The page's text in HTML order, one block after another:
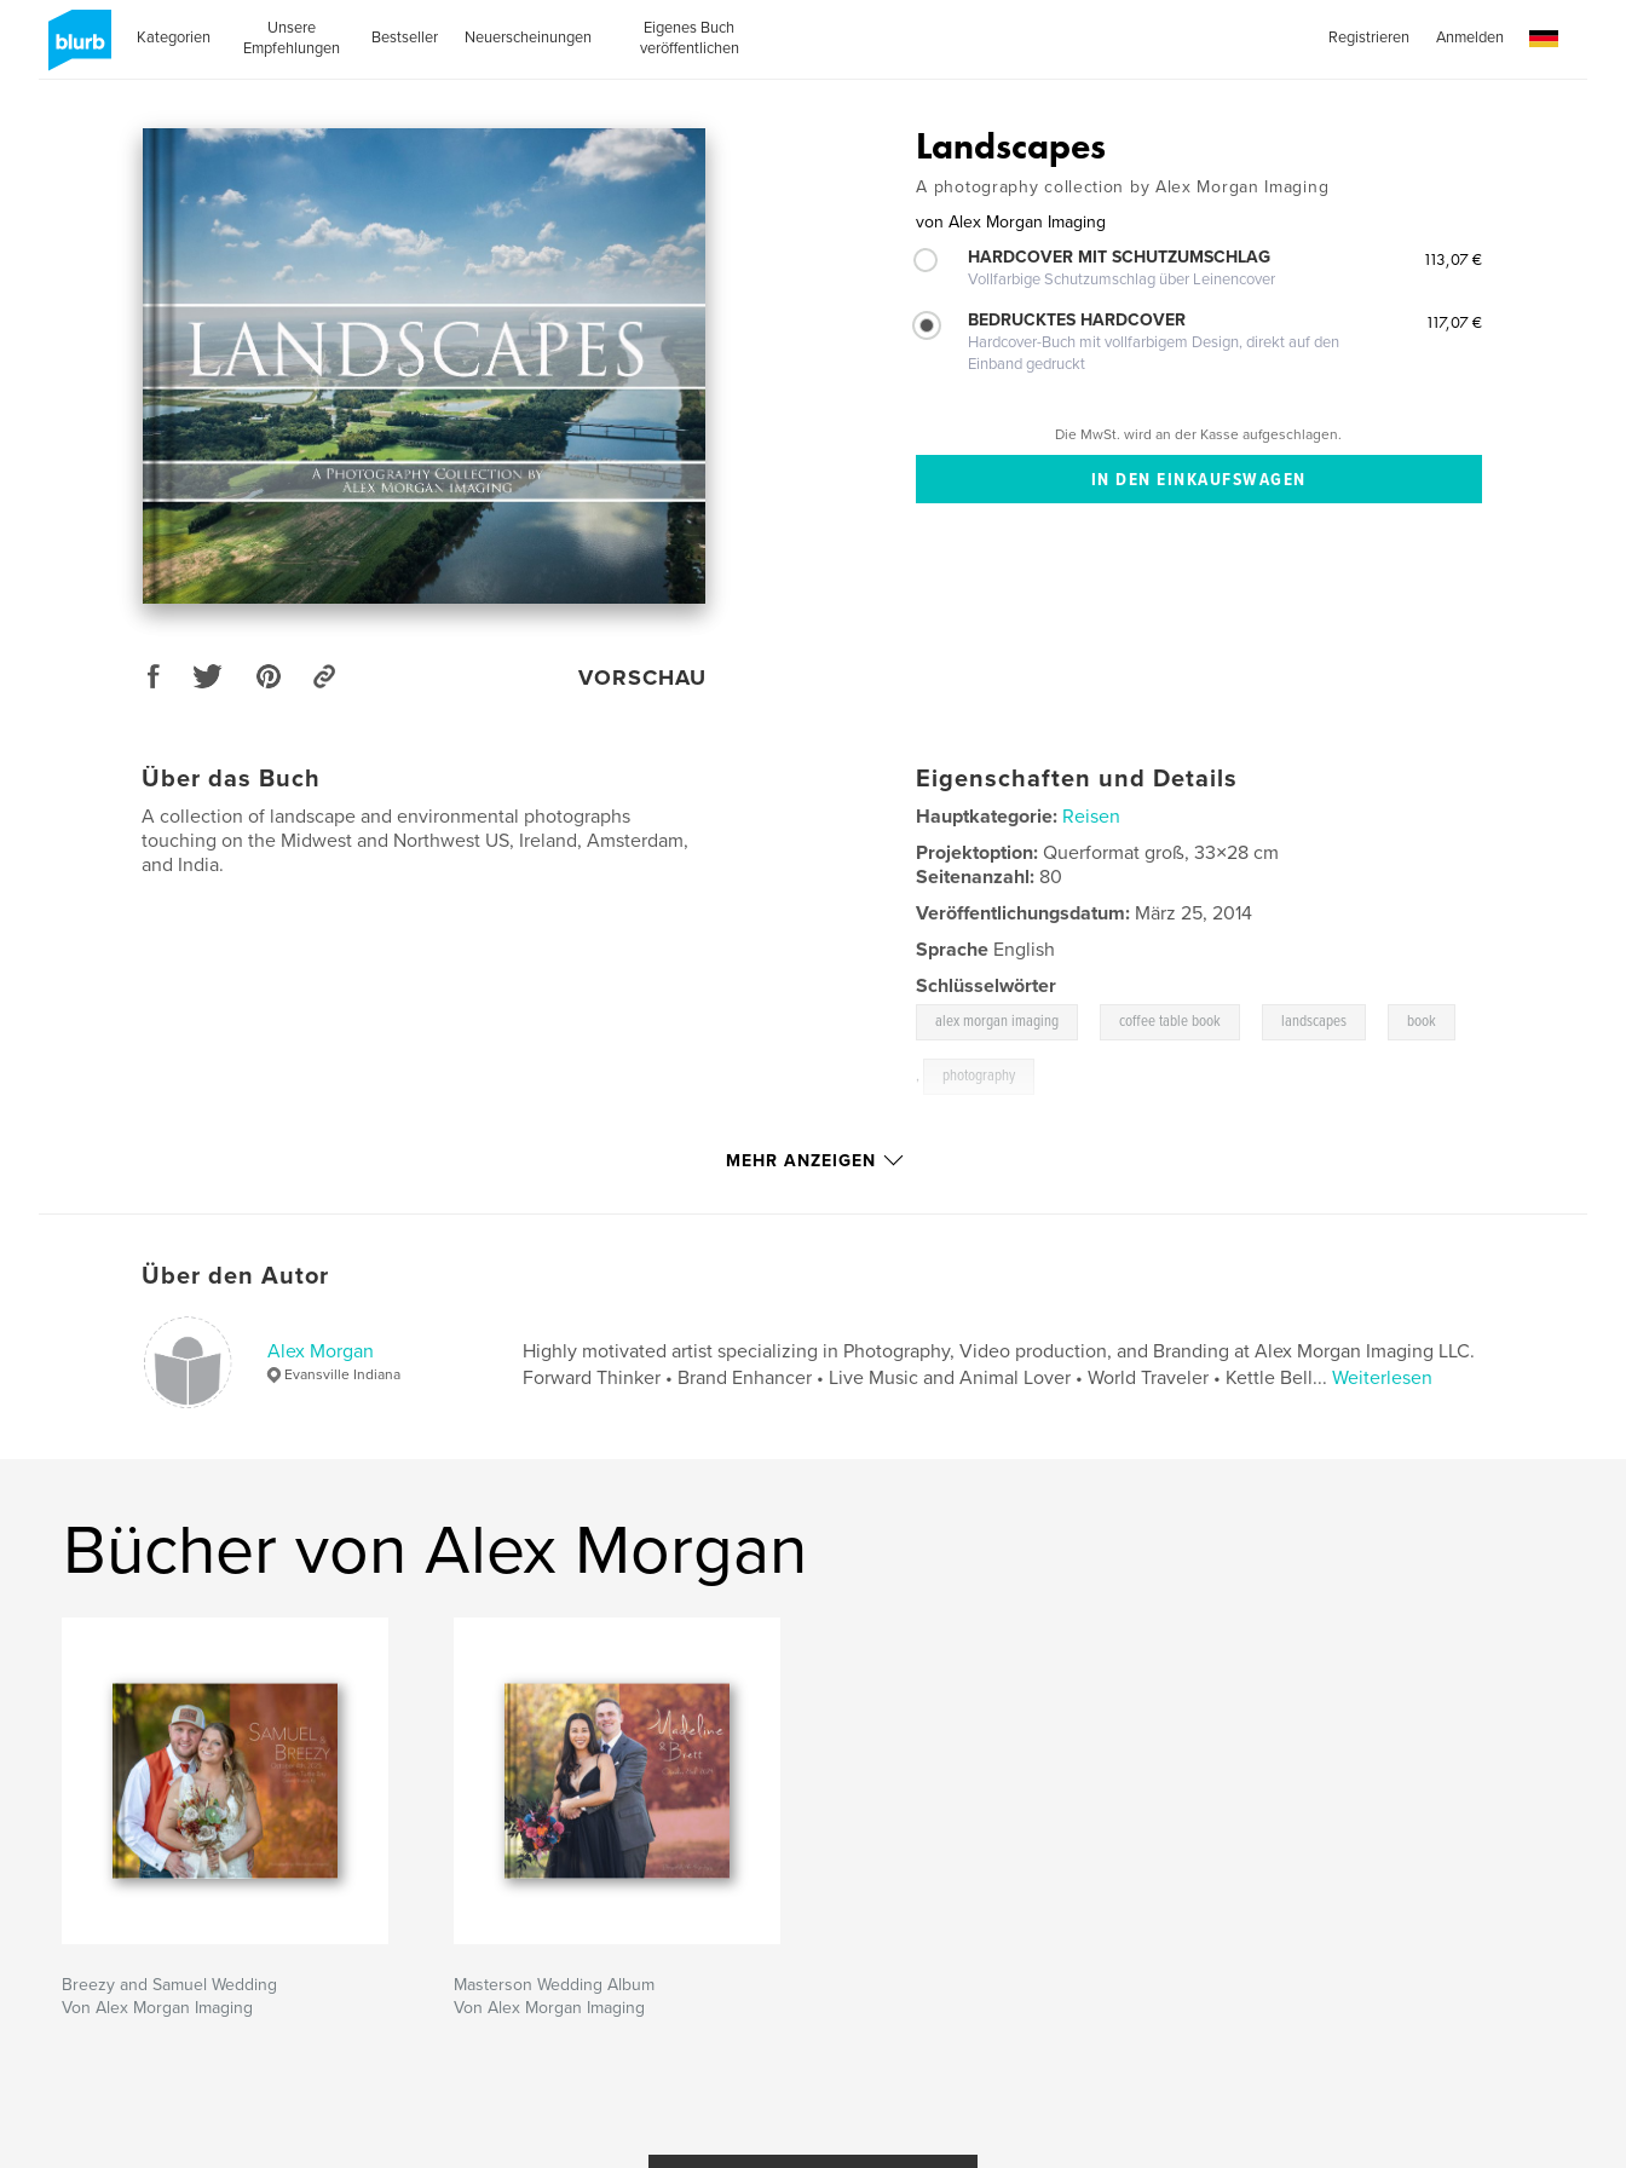
Kategorien
Unsere
Empfehlungen
Bestseller Neuerscheinungen
Eigenes Buch
veröffentlichen
Registrieren Anmelden
VORSCHAU
Landscapes
A photography collection by Alex Morgan Imaging
von Alex Morgan Imaging
HARDCOVER MIT SCHUTZUMSCHLAG
Vollfarbige Schutzumschlag über Leinencover
113,07 €
BEDRUCKTES HARDCOVER
Hardcover-Buch mit vollfarbigem Design, direkt auf den
Einband gedruckt
117,07 €
Die MwSt. wird an der Kasse aufgeschlagen.
Über das Buch
A collection of landscape and environmental photographs
touching on the Midwest and Northwest US, Ireland, Amsterdam,
and India.
Eigenschaften und Details
Hauptkategorie: Reisen
Projektoption:Querformat groß, 33×28 cm
Seitenanzahl: 80
Veröffentlichungsdatum: März 25, 2014
Sprache English
Schlüsselwörter
alex morgan imaging coffee table book landscapes book
, photography
MEHR ANZEIGEN
Über den Autor
Alex Morgan
Evansville Indiana
Highly motivated artist specializing in Photography, Video production, and Branding at Alex Morgan Imaging LLC.
Forward Thinker • Brand Enhancer • Live Music and Animal Lover • World Traveler • Kettle Bell... Weiterlesen
Bücher von Alex Morgan
Breezy and Samuel Wedding
Von Alex Morgan Imaging
Masterson Wedding Album
Von Alex Morgan Imaging